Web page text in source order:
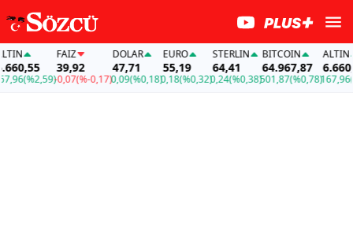
(%2,59)
39,92
-0,07(%-0,17)
DOLAR
47,71
0,09(%0,18)
EURO
55,19
0,18(%0,32)
STERLIN
64,41
0,24(%0,38)
BITCOIN
64.967,87
501,87(%0,78)
ALTIN
6.660,55
167,96